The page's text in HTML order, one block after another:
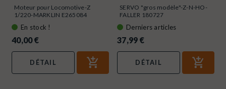
Moteur pour Locomotive-Z
1/220-MARKLIN E265084
En stock !
40,00 €
DÉTAIL
SERVO "gros modèle"-Z-N-HO-
FALLER 180727
Derniers articles
37,99 €
DÉTAIL